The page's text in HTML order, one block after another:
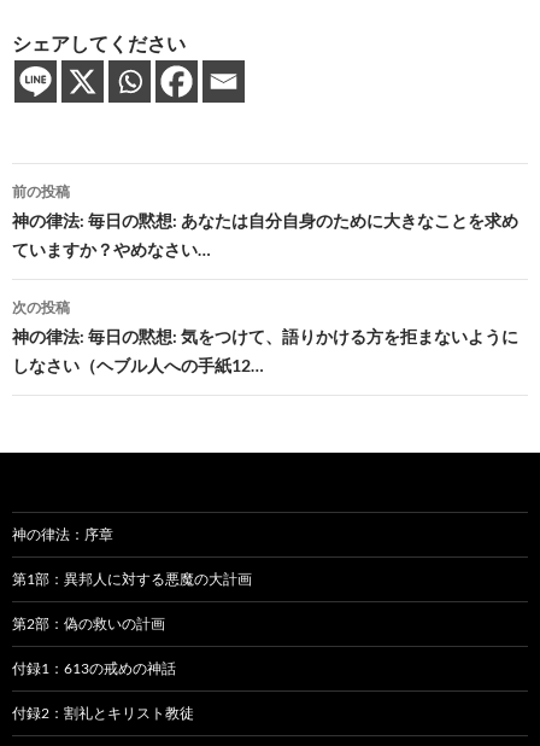
シェアしてください
投
稿
ナ
ビ
ゲ
ー
ン
前の投稿
神の律法: 毎日の黙想: あなたは自分自身のために大きなことを求め
ていますか？やめなさい…
次の投稿
神の律法: 毎日の黙想: 気をつけて、語りかける方を拒まないように
しなさい（ヘブル人への手紙12…
神の律法：序章
第1部：異邦人に対する悪魔の大計画
第2部：偽の救いの計画
付録1：613の戒めの神話
付録2：割礼とキリスト教徒